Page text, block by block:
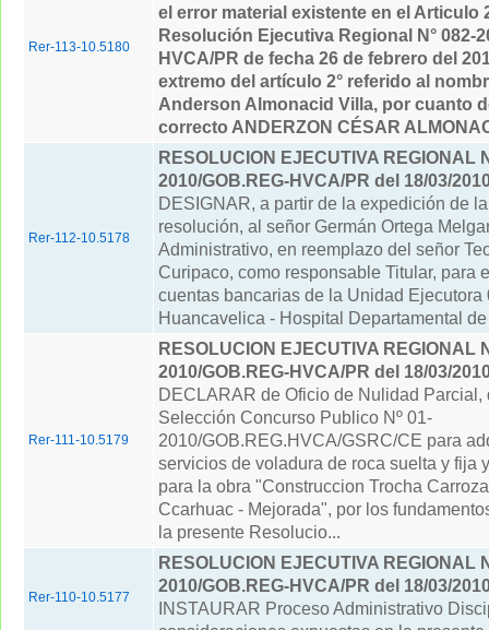
Rer-113-10.5180
el error material existente en el Articulo
Resolución Ejecutiva Regional N° 082-
HVCA/PR de fecha 26 de febrero del
extremo del artículo 2° referido al
Anderson Almonacid Villa, por cuanto
correcto ANDERZON CÉSAR
Rer-112-10.5178
RESOLUCION EJECUTIVA REGIONAL
2010/GOB.REG-HVCA/PR del 18/03/
DESIGNAR, a partir de la expedición de
resolución, al señor Germán Ortega
Administrativo, en reemplazo del señor
Curipaco, como responsable Titular, para
cuentas bancarias de la Unidad Ejecutora
Huancavelica - Hospital Departamental
Rer-111-10.5179
RESOLUCION EJECUTIVA REGIONAL
2010/GOB.REG-HVCA/PR del 18/03/
DECLARAR de Oficio de Nulidad Parcial,
Selección Concurso Publico Nº 01-
2010/GOB.REG.HVCA/GSRC/CE para
servicios de voladura de roca suelta y fija
para la obra "Construccion Trocha
Ccarhuac - Mejorada", por los
la presente Resolucio...
Rer-110-10.5177
RESOLUCION EJECUTIVA REGIONAL
2010/GOB.REG-HVCA/PR del 18/03/
INSTAURAR Proceso Administrativo